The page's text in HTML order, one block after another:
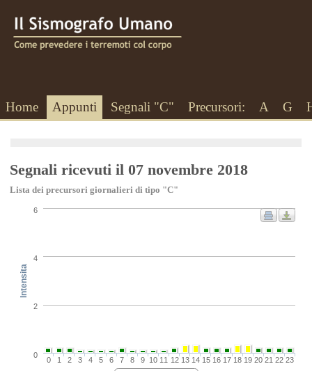
Home Appunti Segnali "C" Precursori: A G
Segnali ricevuti il 07 novembre 2018
Lista dei precursori giornalieri di tipo "C"
Intensita
0 1 2 3 4 5 6 7 8 9 10 11 12 13 14 15 16 17 18 19 20 21 22 23
0
2
4
6